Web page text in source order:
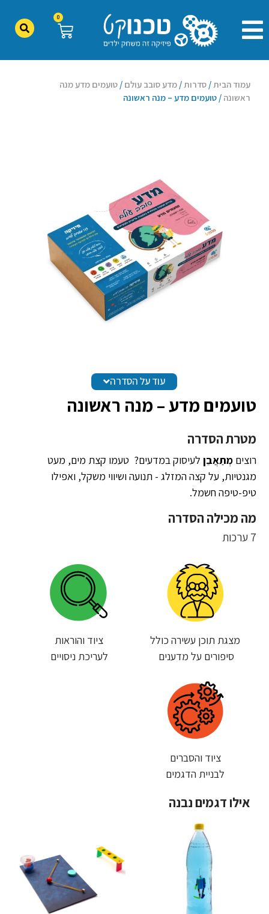
0
עמוד הבית/ סדרות/ מדע סובב עולם / טועמים מדע מנה
ראשונה / טועמים מדע – מנה ראשונה
עוד על הסדרה
טועמים מדע – מנה ראשונה
מטרת הסדרה
רוצים מְתַאֲבֵן לעיסוק במדעים? טעמו קצת מים, מעט
מגנטיות, על קצה המזלג - תנועה ושיווי משקל, ואפילו
טיפ-טיפה חשמל.
מה מכילה הסדרה
7 ערכות
מצגת תוכן עשירה כולל
סיפורים על מדענים
ציוד והוראות
לעריכת ניסויים
ציוד והסברים
לבניית הדגמים
אילו דגמים נבנה